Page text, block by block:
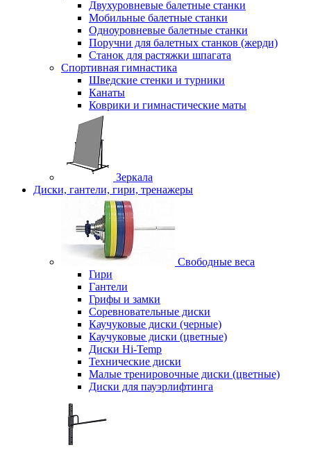
Двухуровневые балетные станки
Мобильные балетные станки
Одноуровневые балетные станки
Поручни для балетных станков (жерди)
Станок для растяжки шпагата
Спортивная гимнастика
Шведские стенки и турники
Канаты
Коврики и гимнастические маты
Зеркала
Диски, гантели, гири, тренажеры
Свободные веса
Гири
Гантели
Грифы и замки
Соревновательные диски
Каучуковые диски (черные)
Каучуковые диски (цветные)
Диски Hi-Temp
Технические диски
Малые тренировочные диски (цветные)
Диски для пауэрлифтинга